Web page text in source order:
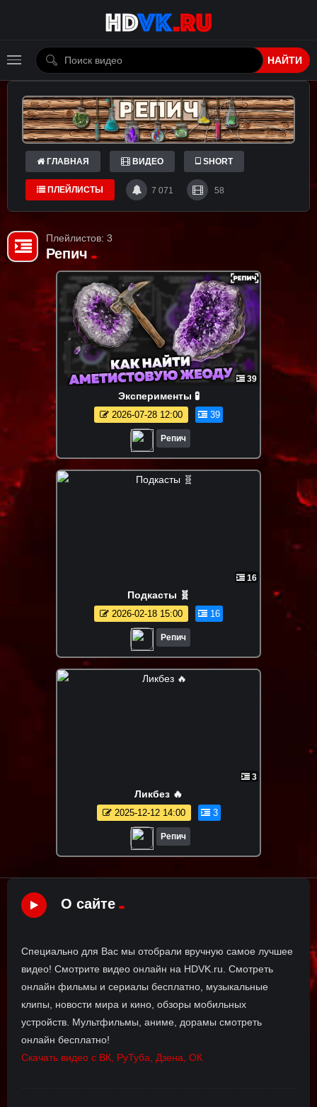
НАЙТИ
ГЛАВНАЯ ВИДЕО SHORT
ПЛЕЙЛИСТЫ 7 071 58
Плейлистов: 3
Репич
39
Эксперименты 🧪
2026-07-28 12:00 39
Репич
16
Подкасты 🧬
2026-02-18 15:00 16
Репич
3
Ликбез 🔥
2025-12-12 14:00 3
Репич
О сайте
Специально для Вас мы отобрали вручную самое лучшее
видео! Смотрите видео онлайн на HDVK.ru. Смотреть
онлайн фильмы и сериалы бесплатно, музыкальные
клипы, новости мира и кино, обзоры мобильных
устройств. Мультфильмы, аниме, дорамы смотреть
онлайн бесплатно!
Скачать видео с ВК, РуТуба, Дзена, ОК